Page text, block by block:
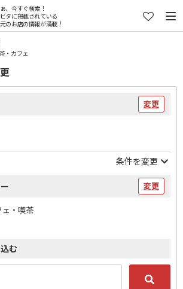
、今すぐ検索！
タに掲載されている
のお店の情報が満載！
・カフェ
変更
条件を変更
変更
ェ・喫茶
む